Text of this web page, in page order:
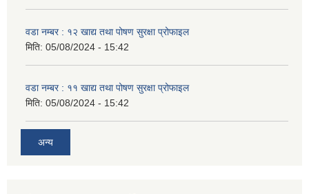
वडा नम्बर : १२ खाद्य तथा पोषण सुरक्षा प्रोफाइल
मिति: 05/08/2024 - 15:42
वडा नम्बर : ११ खाद्य तथा पोषण सुरक्षा प्रोफाइल
मिति: 05/08/2024 - 15:42
अन्य